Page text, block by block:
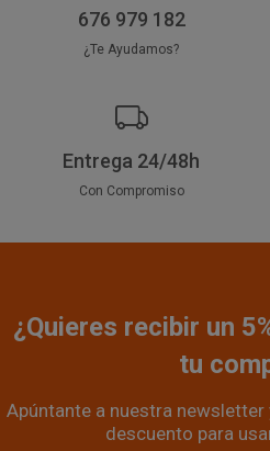
676 979 182
¿Te Ayudamos?
Entrega 24/48h
Con Compromiso
¿Quieres recibir un
tu
Apúntante a nuestra
descuento para